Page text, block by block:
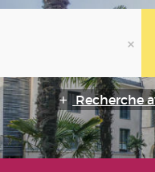
Recherche